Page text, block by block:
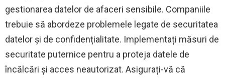
gestionarea datelor de afaceri sensibile. Companiile
trebuie să abordeze problemele legate de securitatea
datelor și de confidențialitate. Implementați măsuri de
securitate puternice pentru a proteja datele de
încălcări și acces neautorizat. Asigurați-vă că